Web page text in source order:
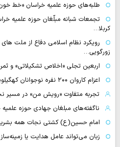
طلبه‌های حوزه علمیه خراسان «خط
تجمعات شبانه مبلّغان حوزه علمیه
کربلا…
رویکرد نظام اسلامی دفاع از ملت های
زورگویی…
اربعین تجلی «اخلاص تشکیلاتی» و
اعزام کاروان ۲۰۰ نفره نوجوانان کهگیلویه و بویراحمدی به طریق الحسین…
تجربه متفاوت «رویش من» در مسیر
ناگفته‌های مبلغان جهادی حوزه
امام حسین(ع) کشتی نجات همه
زبان می‌تواند عامل هدایت یا